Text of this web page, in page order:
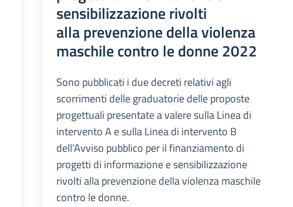
sensibilizzazione rivolti
alla prevenzione della violenza
maschile contro le donne 2022
Sono pubblicati i due decreti relativi agli
scorrimenti delle graduatorie delle proposte
progettuali presentate a valere sulla Linea di
intervento A e sulla Linea di intervento B
dell’Avviso pubblico per il finanziamento di
progetti di informazione e sensibilizzazione
rivolti alla prevenzione della violenza maschile
contro le donne.